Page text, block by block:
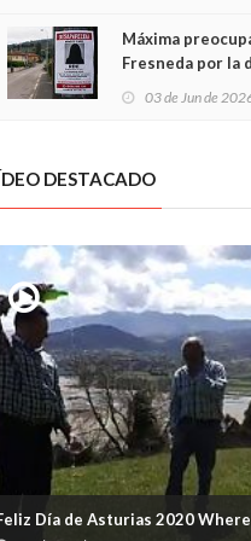
Máxima
Fresneda por la
03 de Jun de
DESTACADO
Día de Asturias 2020